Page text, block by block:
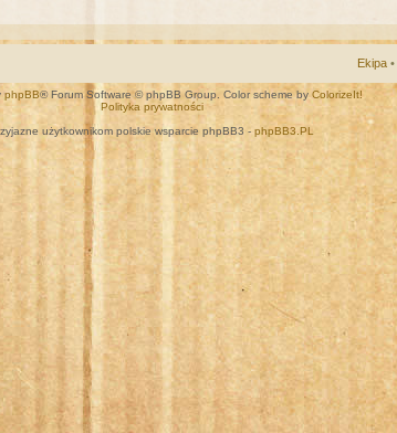
Ekipa •
phpBB® Forum Software © phpBB Group. Color scheme by ColorizeIt!
Polityka prywatności
użytkownikom polskie wsparcie phpBB3 - phpBB3.PL